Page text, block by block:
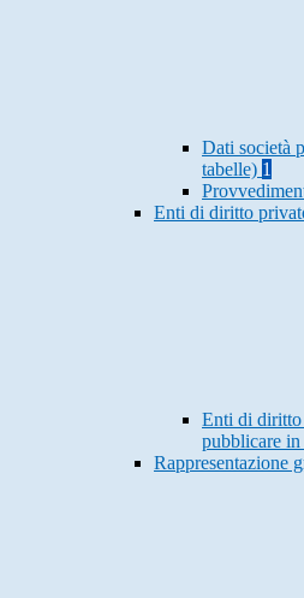
Dati società
tabelle) 1
Enti di diritto
Enti di
pubblicare in
Rappresentazione